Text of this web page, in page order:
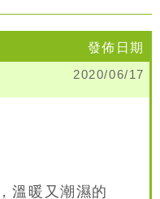
發佈日期
2020/06/17
溫暖又潮濕的